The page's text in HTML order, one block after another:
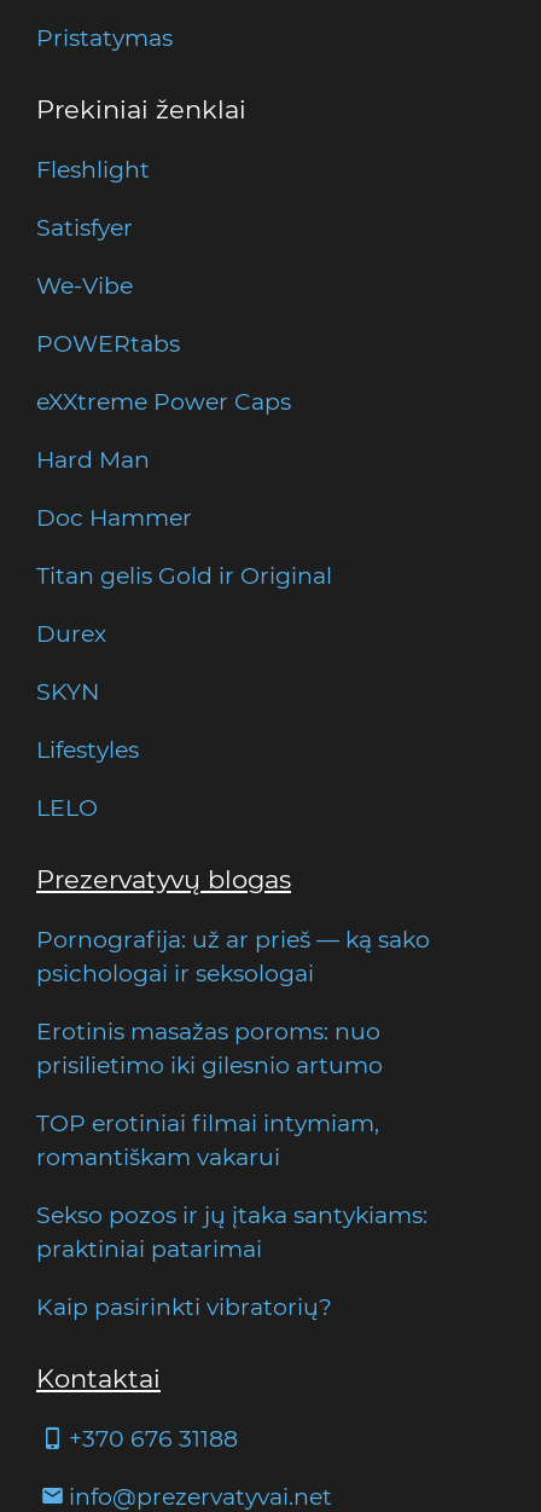
Pristatymas
Prekiniai ženklai
Fleshlight
Satisfyer
We-Vibe
POWERtabs
eXXtreme Power Caps
Hard Man
Doc Hammer
Titan gelis Gold ir Original
Durex
SKYN
Lifestyles
LELO
Prezervatyvų blogas
Pornografija: už ar prieš — ką sako
psichologai ir seksologai
Erotinis masažas poroms: nuo
prisilietimo iki gilesnio artumo
TOP erotiniai filmai intymiam,
romantiškam vakarui
Sekso pozos ir jų įtaka santykiams:
praktiniai patarimai
Kaip pasirinkti vibratorių?
Kontaktai
+370 676 31188
info@prezervatyvai.net